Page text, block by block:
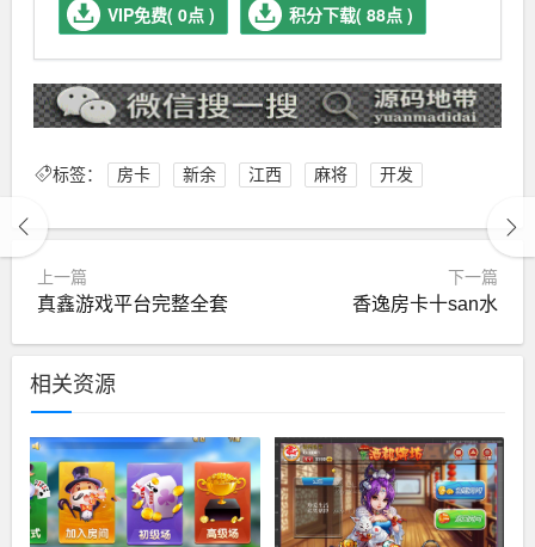
VIP免费( 0点 ) 积分下载( 88点 )
标签： 房卡 新余 江西 麻将 开发
上一篇
真鑫游戏平台完整全套
下一篇
香逸房卡十san水
相关资源